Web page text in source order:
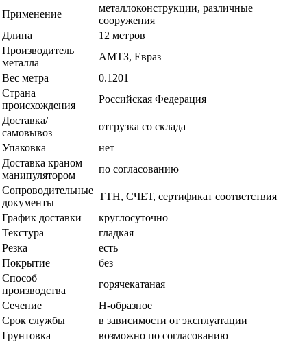
Применение
металлоконструкции, различные
сооружения
Длина
12 метров
Производитель
металла
АМТЗ, Евраз
Вес метра
0.1201
Страна
происхождения
Российская Федерация
Доставка/
самовывоз
отгрузка со склада
Упаковка
нет
Доставка краном
манипулятором
по согласованию
Сопроводительные
документы
ТТН, СЧЕТ, сертификат соответствия
График доставки
круглосуточно
Текстура
гладкая
Резка
есть
Покрытие
без
Способ
производства
горячекатаная
Сечение
Н-образное
Срок службы
в зависимости от эксплуатации
Грунтовка
возможно по согласованию